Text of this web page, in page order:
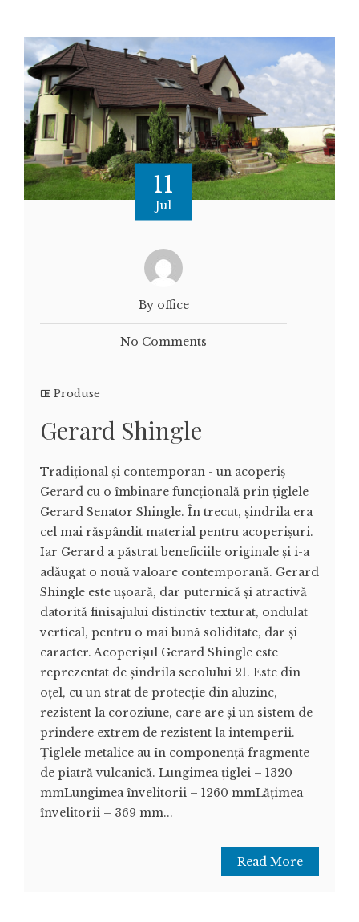
11
Jul
By office
No Comments
Produse
Gerard Shingle
Tradițional și contemporan - un acoperiș
Gerard cu o îmbinare funcțională prin țiglele
Gerard Senator Shingle. În trecut, șindrila era
cel mai răspândit material pentru acoperișuri.
Iar Gerard a păstrat beneficiile originale și i-a
adăugat o nouă valoare contemporană. Gerard
Shingle este ușoară, dar puternică și atractivă
datorită finisajului distinctiv texturat, ondulat
vertical, pentru o mai bună soliditate, dar și
caracter. Acoperișul Gerard Shingle este
reprezentat de șindrila secolului 21. Este din
oțel, cu un strat de protecție din aluzinc,
rezistent la coroziune, care are și un sistem de
prindere extrem de rezistent la intemperii.
Țiglele metalice au în componență fragmente
de piatră vulcanică. Lungimea țiglei – 1320
mmLungimea învelitorii – 1260 mmLățimea
învelitorii – 369 mm...
Read More